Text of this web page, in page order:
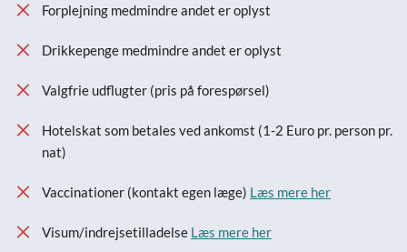
Forplejning medmindre andet er oplyst
Drikkepenge medmindre andet er oplyst
Valgfrie udflugter (pris på forespørsel)
Hotelskat som betales ved ankomst (1-2 Euro pr. person pr.
nat)
Vaccinationer (kontakt egen læge) Læs mere her
Visum/indrejsetilladelse Læs mere her